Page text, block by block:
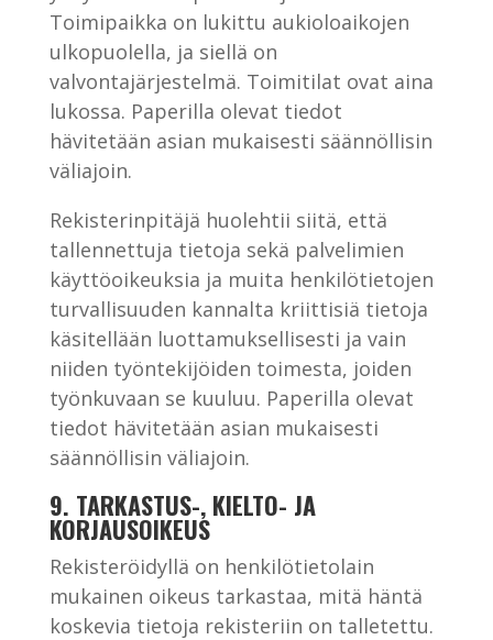
Toimipaikka on lukittu aukioloaikojen
ulkopuolella, ja siellä on
valvontajärjestelmä. Toimitilat ovat aina
lukossa. Paperilla olevat tiedot
hävitetään asian mukaisesti säännöllisin
väliajoin.
Rekisterinpitäjä huolehtii siitä, että
tallennettuja tietoja sekä palvelimien
käyttöoikeuksia ja muita henkilötietojen
turvallisuuden kannalta kriittisiä tietoja
käsitellään luottamuksellisesti ja vain
niiden työntekijöiden toimesta, joiden
työnkuvaan se kuuluu. Paperilla olevat
tiedot hävitetään asian mukaisesti
säännöllisin väliajoin.
9. TARKASTUS-, KIELTO- JA
KORJAUSOIKEUS
Rekisteröidyllä on henkilötietolain
mukainen oikeus tarkastaa, mitä häntä
koskevia tietoja rekisteriin on talletettu.